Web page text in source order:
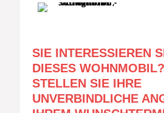
SIE INTERESSIEREN
DIESES
STELLEN SIE IHRE
UNVERBINDLICHE